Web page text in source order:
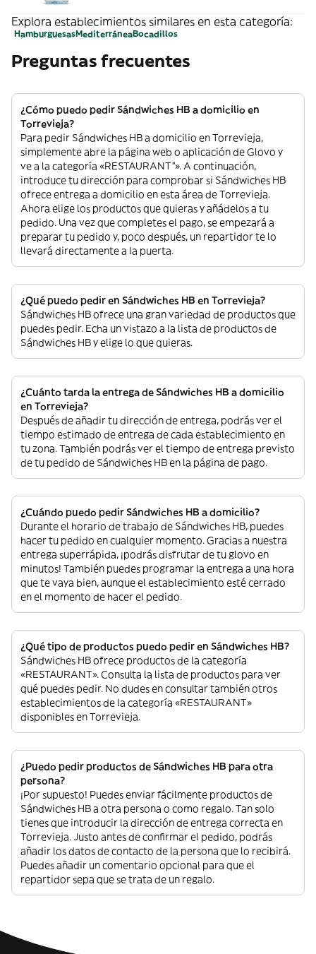
Explora establecimientos similares en esta categoría:
HamburguesasMediterráneaBocadillos
Preguntas frecuentes
¿Cómo puedo pedir Sándwiches HB a domicilio en
Torrevieja?
Para pedir Sándwiches HB a domicilio en Torrevieja,
simplemente abre la página web o aplicación de Glovo y
ve a la categoría «RESTAURANT”». A continuación,
introduce tu dirección para comprobar si Sándwiches HB
ofrece entrega a domicilio en esta área de Torrevieja.
Ahora elige los productos que quieras y añádelos a tu
pedido. Una vez que completes el pago, se empezará a
preparar tu pedido y, poco después, un repartidor te lo
llevará directamente a la puerta.
¿Qué puedo pedir en Sándwiches HB en Torrevieja?
Sándwiches HB ofrece una gran variedad de productos que
puedes pedir. Echa un vistazo a la lista de productos de
Sándwiches HB y elige lo que quieras.
¿Cuánto tarda la entrega de Sándwiches HB a domicilio
en Torrevieja?
Después de añadir tu dirección de entrega, podrás ver el
tiempo estimado de entrega de cada establecimiento en
tu zona. También podrás ver el tiempo de entrega previsto
de tu pedido de Sándwiches HB en la página de pago.
¿Cuándo puedo pedir Sándwiches HB a domicilio?
Durante el horario de trabajo de Sándwiches HB, puedes
hacer tu pedido en cualquier momento. Gracias a nuestra
entrega superrápida, ¡podrás disfrutar de tu glovo en
minutos! También puedes programar la entrega a una hora
que te vaya bien, aunque el establecimiento esté cerrado
en el momento de hacer el pedido.
¿Qué tipo de productos puedo pedir en Sándwiches HB?
Sándwiches HB ofrece productos de la categoría
«RESTAURANT». Consulta la lista de productos para ver
qué puedes pedir. No dudes en consultar también otros
establecimientos de la categoría «RESTAURANT»
disponibles en Torrevieja.
¿Puedo pedir productos de Sándwiches HB para otra
persona?
¡Por supuesto! Puedes enviar fácilmente productos de
Sándwiches HB a otra persona o como regalo. Tan solo
tienes que introducir la dirección de entrega correcta en
Torrevieja. Justo antes de confirmar el pedido, podrás
añadir los datos de contacto de la persona que lo recibirá.
Puedes añadir un comentario opcional para que el
repartidor sepa que se trata de un regalo.